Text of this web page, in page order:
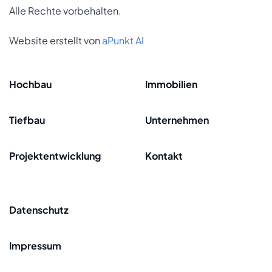
Alle Rechte vorbehalten.
Website erstellt von aPunkt AI
Hochbau
Tiefbau
Projektentwicklung
Immobilien
Unternehmen
Kontakt
Datenschutz
Impressum